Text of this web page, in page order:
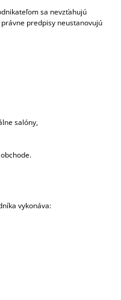
sa nevzťahujú
predpisy neustanovujú
salóny,
vykonáva: